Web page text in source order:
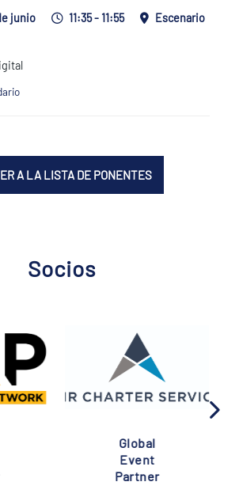
junio 11:35 - 11:55
Escenario
A LA LISTA DE PONENTES
Socios
Global
Event
Partner